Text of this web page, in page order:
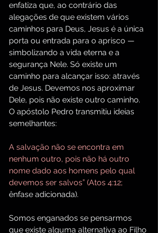
enfatiza que, ao contrário das
alegações de que existem vários
caminhos para Deus, Jesus é a única
porta ou entrada para o aprisco —
simbolizando a vida eterna e a
segurança Nele. Só existe um
caminho para alcançar isso: através
de Jesus. Devemos nos aproximar
Dele, pois não existe outro caminho.
O apóstolo Pedro transmitiu ideias
semelhantes:
A salvação não se encontra em
nenhum outro, pois não há outro
nome dado aos homens pelo qual
devemos ser salvos” (Atos 4:12;
ênfase adicionada).
Somos enganados se pensarmos
que existe alguma alternativa ao Filho